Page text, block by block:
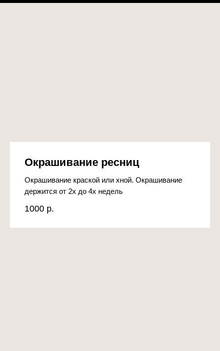
Окрашивание ресниц
Окрашивание краской или хной. Окрашивание
держится от 2х до 4х недель
1000 р.